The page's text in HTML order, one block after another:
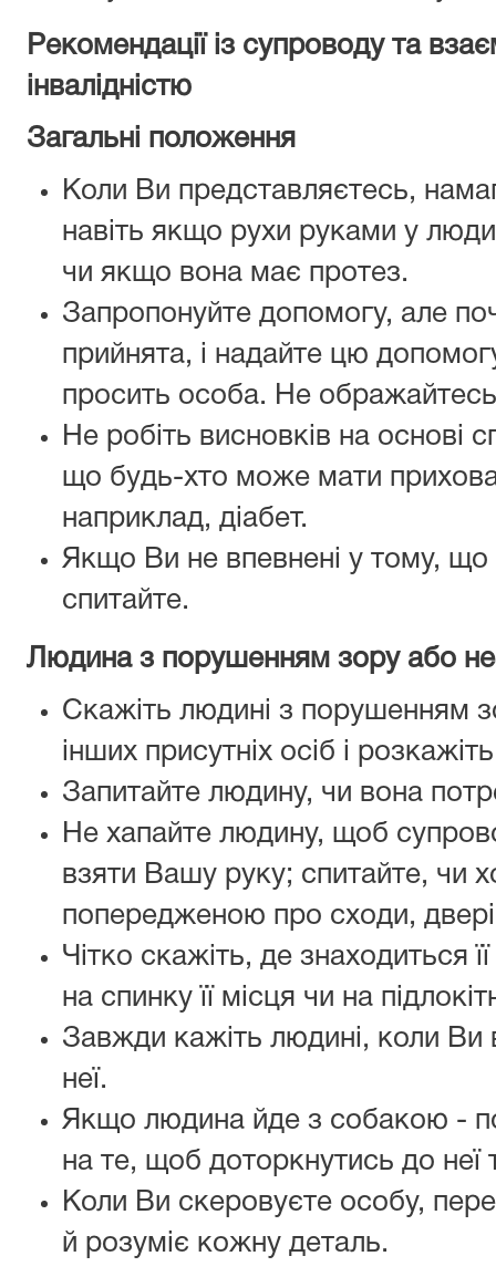
Рекомендації із супроводу та
інвалідністю
Загальні положення
Коли Ви представляєтесь,
навіть якщо рухи руками у
чи якщо вона має протез.
Запропонуйте допомогу, але
прийнята, і надайте цю
просить особа. Не
Не робіть висновків на основі
що будь-хто може мати
наприклад, діабет.
Якщо Ви не впевнені у тому,
спитайте.
Людина з порушенням зору або
Скажіть людині з порушенням
інших присутніх осіб і
Запитайте людину, чи вона
Не хапайте людину, щоб
взяти Вашу руку; спитайте, чи
попередженою про сходи,
Чітко скажіть, де знаходиться
на спинку її місця чи на
Завжди кажіть людині, коли Ви
неї.
Якщо людина йде з собакою -
на те, щоб доторкнутись до неї
Коли Ви скеровуєте особу,
й розуміє кожну деталь.